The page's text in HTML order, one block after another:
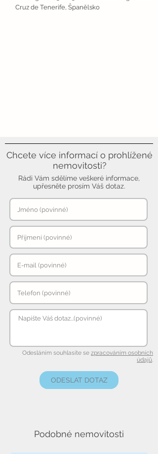
Cruz de Tenerife, Španělsko
Chcete více informací o prohlížené
nemovitosti?
Rádi Vám sdělíme veškeré informace,
upřesněte prosím Váš dotaz.
Odesláním souhlasíte se zpracováním osobních
údajů.
ODESLAT DOTAZ
Podobné nemovitosti